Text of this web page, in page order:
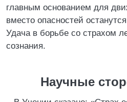
главным основанием для
вместо опасностей
Удача в борьбе со страхом
сознания.
Научные